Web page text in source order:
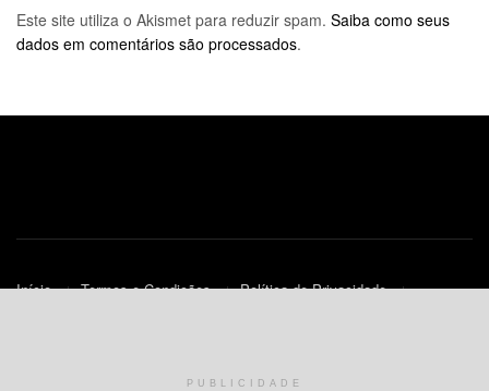
Este site utiliza o Akismet para reduzir spam. Saiba como seus
dados em comentários são processados.
Início Termos e Condições
Política de Privacidade
PUBLICIDADE